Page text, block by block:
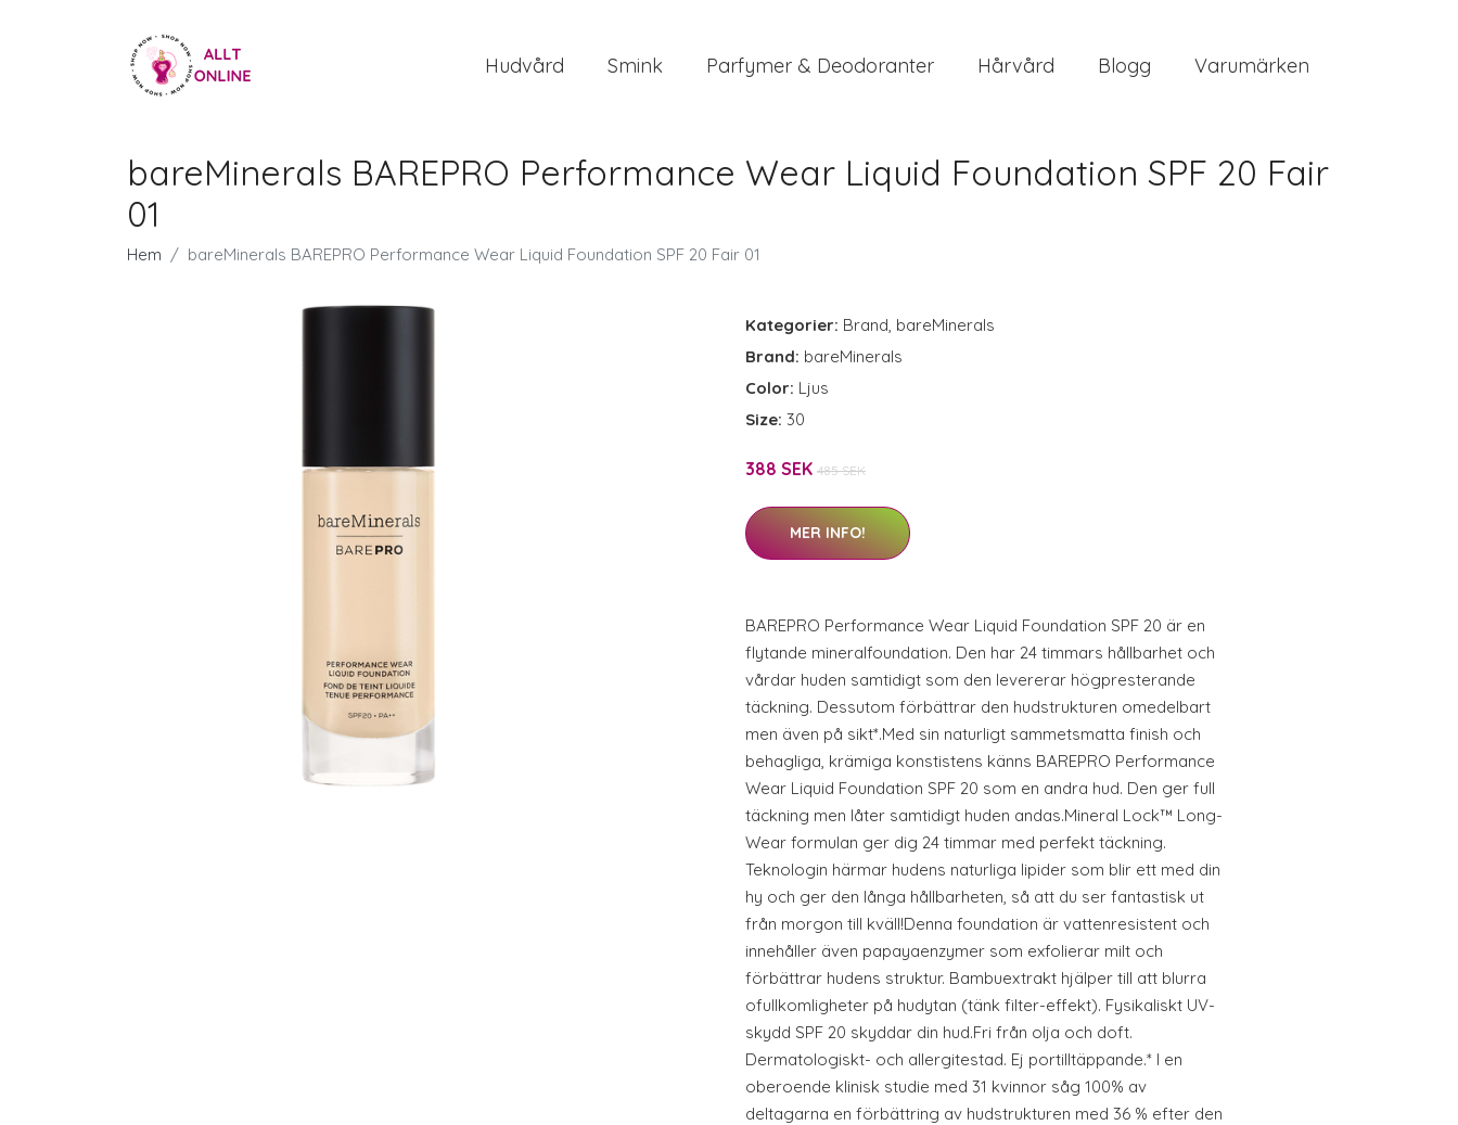
Hudvård Smink Parfymer & Deodoranter Hårvård Blogg Varumärken
bareMinerals BAREPRO Performance Wear Liquid Foundation SPF 20 Fair
01
Hem bareMinerals BAREPRO Performance Wear Liquid Foundation SPF 20 Fair 01
Kategorier: Brand, bareMinerals
Brand: bareMinerals
Color: Ljus
Size: 30
388 SEK 485 SEK
MER INFO!
BAREPRO Performance Wear Liquid Foundation SPF 20 är en
flytande mineralfoundation. Den har 24 timmars hållbarhet och
vårdar huden samtidigt som den levererar högpresterande
täckning. Dessutom förbättrar den hudstrukturen omedelbart
men även på sikt*.Med sin naturligt sammetsmatta finish och
behagliga, krämiga konstistens känns BAREPRO Performance
Wear Liquid Foundation SPF 20 som en andra hud. Den ger full
täckning men låter samtidigt huden andas.Mineral Lock™ Long-
Wear formulan ger dig 24 timmar med perfekt täckning.
Teknologin härmar hudens naturliga lipider som blir ett med din
hy och ger den långa hållbarheten, så att du ser fantastisk ut
från morgon till kväll!Denna foundation är vattenresistent och
innehåller även papayaenzymer som exfolierar milt och
förbättrar hudens struktur. Bambuextrakt hjälper till att blurra
ofullkomligheter på hudytan (tänk filter-effekt). Fysikaliskt UV-
skydd SPF 20 skyddar din hud.Fri från olja och doft.
Dermatologiskt- och allergitestad. Ej portilltäppande.* I en
oberoende klinisk studie med 31 kvinnor såg 100% av
deltagarna en förbättring av hudstrukturen med 36 % efter den